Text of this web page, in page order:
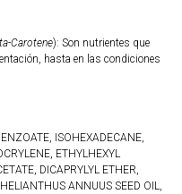
Carotene): Son nutrientes que
hasta en las condiciones
ISOHEXADECANE,
ETHYLHEXYL
DICAPRYLYL ETHER,
ANNUUS SEED OIL,